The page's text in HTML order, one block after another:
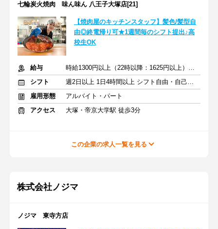
七輪炭火焼肉 味ん味ん 八王子大塚店[21]
【焼肉屋のキッチンスタッフ】髪色/髪型自
由◎終電帰り可★1週間毎のシフト提出♪高
校生OK
給与
時給1300円以上（22時以降：1625円以上）＋交通費支給
シフト
週2日以上 1日4時間以上 シフト自由・自己申告
雇用形態
アルバイト・パート
アクセス
大塚・帝京大学駅 徒歩3分
この企業の求人一覧を見る
株式会社ノジマ
ノジマ 東寺方店